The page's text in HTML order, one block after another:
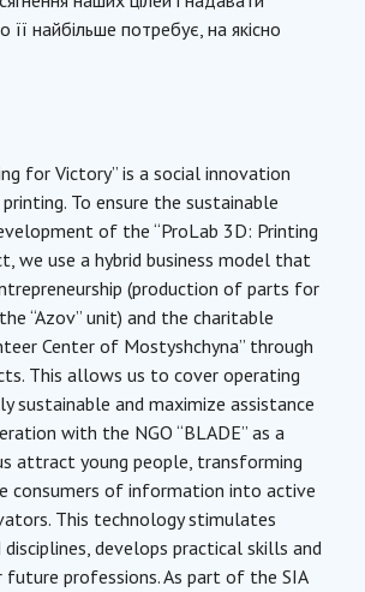
найбільше потребує, на якісно
for Victory” is a social innovation
To ensure the sustainable
of the “ProLab 3D: Printing
we use a hybrid business model that
(production of parts for
“Azov” unit) and the charitable
Center of Mostyshchyna” through
This allows us to cover operating
sustainable and maximize assistance
with the NGO “BLADE” as a
attract young people, transforming
consumers of information into active
This technology stimulates
develops practical skills and
professions. As part of the SIA